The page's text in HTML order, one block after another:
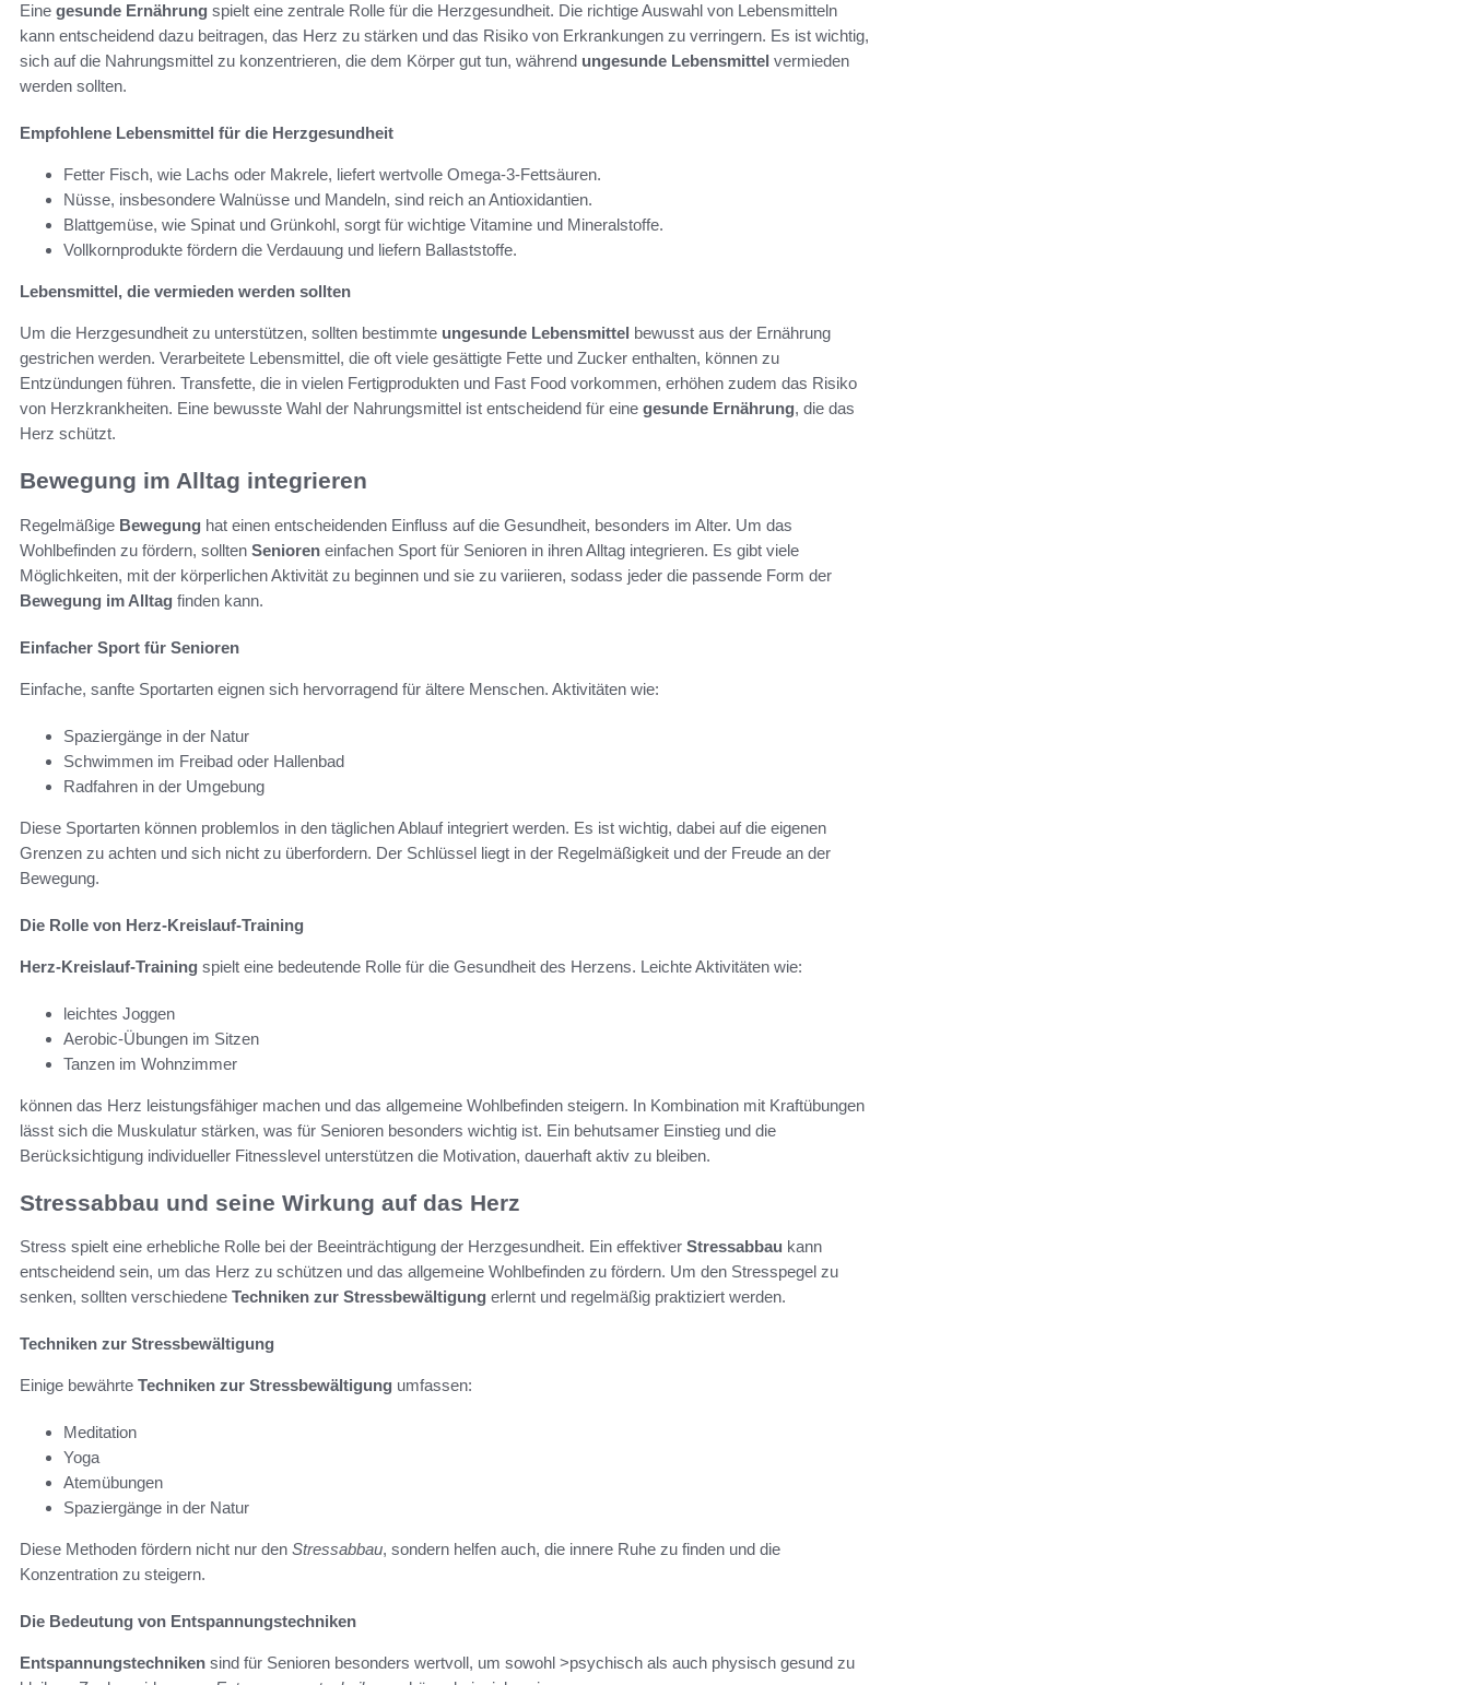
Eine gesunde Ernährung spielt eine zentrale Rolle für die Herzgesundheit. Die richtige Auswahl von Lebensmitteln
kann entscheidend dazu beitragen, das Herz zu stärken und das Risiko von Erkrankungen zu verringern. Es ist wichtig,
sich auf die Nahrungsmittel zu konzentrieren, die dem Körper gut tun, während ungesunde Lebensmittel vermieden
werden sollten.
Empfohlene Lebensmittel für die Herzgesundheit
Fetter Fisch, wie Lachs oder Makrele, liefert wertvolle Omega-3-Fettsäuren.
Nüsse, insbesondere Walnüsse und Mandeln, sind reich an Antioxidantien.
Blattgemüse, wie Spinat und Grünkohl, sorgt für wichtige Vitamine und Mineralstoffe.
Vollkornprodukte fördern die Verdauung und liefern Ballaststoffe.
Lebensmittel, die vermieden werden sollten
Um die Herzgesundheit zu unterstützen, sollten bestimmte ungesunde Lebensmittel bewusst aus der Ernährung
gestrichen werden. Verarbeitete Lebensmittel, die oft viele gesättigte Fette und Zucker enthalten, können zu
Entzündungen führen. Transfette, die in vielen Fertigprodukten und Fast Food vorkommen, erhöhen zudem das Risiko
von Herzkrankheiten. Eine bewusste Wahl der Nahrungsmittel ist entscheidend für eine gesunde Ernährung, die das
Herz schützt.
Bewegung im Alltag integrieren
Regelmäßige Bewegung hat einen entscheidenden Einfluss auf die Gesundheit, besonders im Alter. Um das
Wohlbefinden zu fördern, sollten Senioren einfachen Sport für Senioren in ihren Alltag integrieren. Es gibt viele
Möglichkeiten, mit der körperlichen Aktivität zu beginnen und sie zu variieren, sodass jeder die passende Form der
Bewegung im Alltag finden kann.
Einfacher Sport für Senioren
Einfache, sanfte Sportarten eignen sich hervorragend für ältere Menschen. Aktivitäten wie:
Spaziergänge in der Natur
Schwimmen im Freibad oder Hallenbad
Radfahren in der Umgebung
Diese Sportarten können problemlos in den täglichen Ablauf integriert werden. Es ist wichtig, dabei auf die eigenen
Grenzen zu achten und sich nicht zu überfordern. Der Schlüssel liegt in der Regelmäßigkeit und der Freude an der
Bewegung.
Die Rolle von Herz-Kreislauf-Training
Herz-Kreislauf-Training spielt eine bedeutende Rolle für die Gesundheit des Herzens. Leichte Aktivitäten wie:
leichtes Joggen
Aerobic-Übungen im Sitzen
Tanzen im Wohnzimmer
können das Herz leistungsfähiger machen und das allgemeine Wohlbefinden steigern. In Kombination mit Kraftübungen
lässt sich die Muskulatur stärken, was für Senioren besonders wichtig ist. Ein behutsamer Einstieg und die
Berücksichtigung individueller Fitnesslevel unterstützen die Motivation, dauerhaft aktiv zu bleiben.
Stressabbau und seine Wirkung auf das Herz
Stress spielt eine erhebliche Rolle bei der Beeinträchtigung der Herzgesundheit. Ein effektiver Stressabbau kann
entscheidend sein, um das Herz zu schützen und das allgemeine Wohlbefinden zu fördern. Um den Stresspegel zu
senken, sollten verschiedene Techniken zur Stressbewältigung erlernt und regelmäßig praktiziert werden.
Techniken zur Stressbewältigung
Einige bewährte Techniken zur Stressbewältigung umfassen:
Meditation
Yoga
Atemübungen
Spaziergänge in der Natur
Diese Methoden fördern nicht nur den Stressabbau, sondern helfen auch, die innere Ruhe zu finden und die
Konzentration zu steigern.
Die Bedeutung von Entspannungstechniken
Entspannungstechniken sind für Senioren besonders wertvoll, um sowohl >psychisch als auch physisch gesund zu